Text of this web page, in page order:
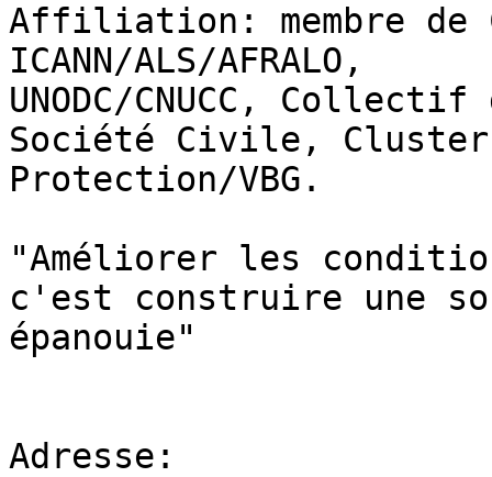
Affiliation: membre de
ICANN/ALS/AFRALO,
UNODC/CNUCC,
Société Civile, Cluster
Protection/VBG.
"Améliorer les
c'est construire une
épanouie"
Adresse: